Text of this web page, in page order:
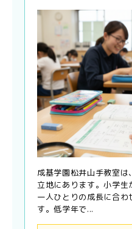
成基学園松井山手教室
立地にあります。小学生
一人ひとりの成長に合
す。低学年で...